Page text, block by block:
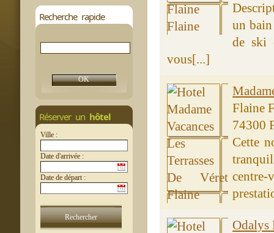
Recherche rapide
Réserver un hôtel
Ville :
Date d'arrivée :
Date de départ :
un
de ski
vous[...]
Flaine
74300
Cette
Odalys